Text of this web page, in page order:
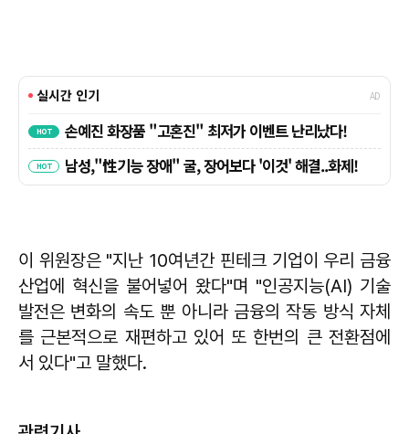
이 위원장은 "지난 10여년간 핀테크 기업이 우리 금융
산업에 혁신을 불어넣어 왔다"며 "인공지능(AI) 기술
발전은 변화의 속도 뿐 아니라 금융의 작동 방식 자체
를 근본적으로 재편하고 있어 또 한번의 큰 전환점에
서 있다"고 말했다.